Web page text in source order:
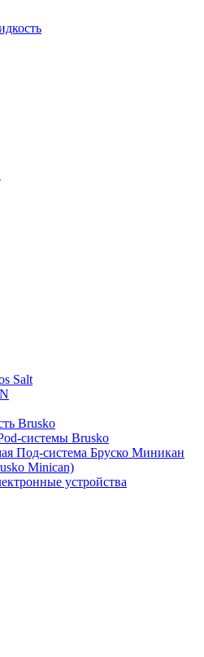
Salt
Brusko
системы Brusko
Под-система Бруско Миникан
Minican)
устройства